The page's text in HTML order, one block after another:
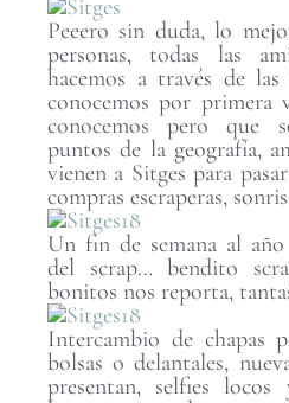
Peeero sin duda, lo
personas, todas las
hacemos a través de
conocemos por primera
conocemos pero que
puntos de la geografía,
vienen a Sitges para
compras escraperas,
Un fin de semana al
del scrap… bendito
bonitos nos reporta,
Intercambio de chapas
bolsas o delantales,
presentan, selfies